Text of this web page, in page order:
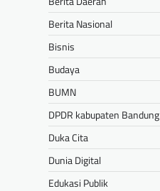
Berita Nasional
Bisnis
Budaya
BUMN
DPDR kabupaten Bandung
Duka Cita
Dunia Digital
Edukasi Publik